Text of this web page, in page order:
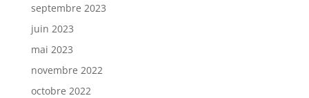
septembre 2023
juin 2023
mai 2023
novembre 2022
octobre 2022